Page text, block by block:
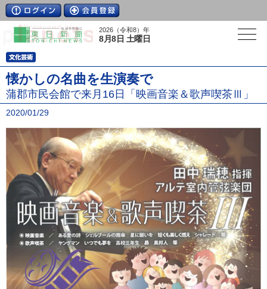
2026（令和8）年
8月8日 土曜日
懐かしの名曲を生演奏で
蒲郡市民会館で来月16日「映画音楽＆歌声喫茶Ⅲ」
2020/01/29